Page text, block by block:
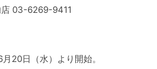
店 03-6269-9411
20日（水）より開始。